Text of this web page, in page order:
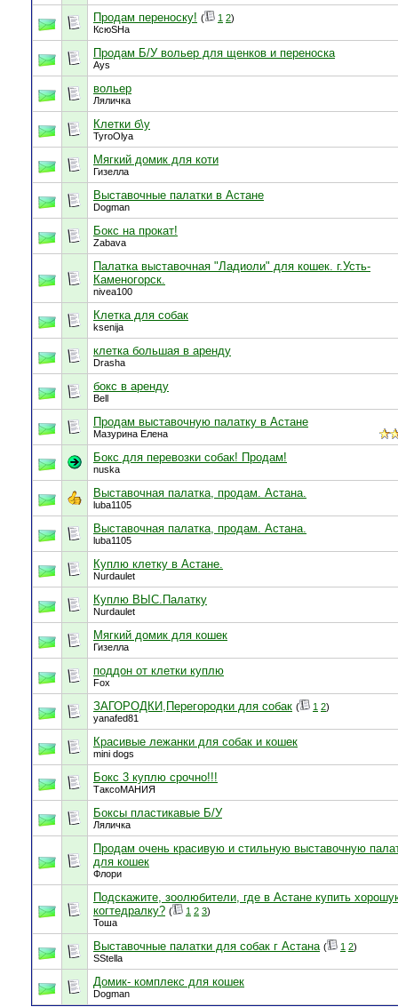
Продам переноску! ( 1 2)
КсюSHа
Продам Б/У вольер для щенков и переноска
Ays
вольер
Ляличка
Клетки б\у
TyroOlya
Мягкий домик для коти
Гизелла
Выставочные палатки в Астане
Dogman
Бокс на прокат!
Zabava
Палатка выставочная "Ладиоли" для кошек. г.Усть-
Каменогорск.
nivea100
Клетка для собак
ksenija
клетка большая в аренду
Drasha
бокс в аренду
Bell
Продам выставочную палатку в Астане
Мазурина Елена
Бокс для перевозки собак! Продам!
nuska
Выставочная палатка, продам. Астана.
luba1105
Выставочная палатка, продам. Астана.
luba1105
Куплю клетку в Астане.
Nurdaulet
Куплю ВЫС.Палатку
Nurdaulet
Мягкий домик для кошек
Гизелла
поддон от клетки куплю
Fox
ЗАГОРОДКИ,Перегородки для собак ( 1 2)
yanafed81
Красивые лежанки для собак и кошек
mini dogs
Бокс 3 куплю срочно!!!
ТаксоМАНИЯ
Боксы пластикавые Б/У
Ляличка
Продам очень красивую и стильную выставочную
для кошек
Флори
Подскажите, зоолюбители, где в Астане купить
когтедралку? ( 1 2 3)
Тоша
Выставочные палатки для собак г Астана ( 1 2)
SStella
Домик- комплекс для кошек
Dogman